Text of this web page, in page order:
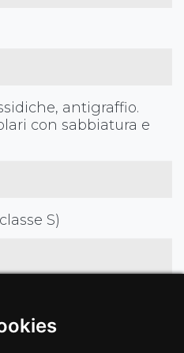
antigraffio.
con sabbiatura e
S)